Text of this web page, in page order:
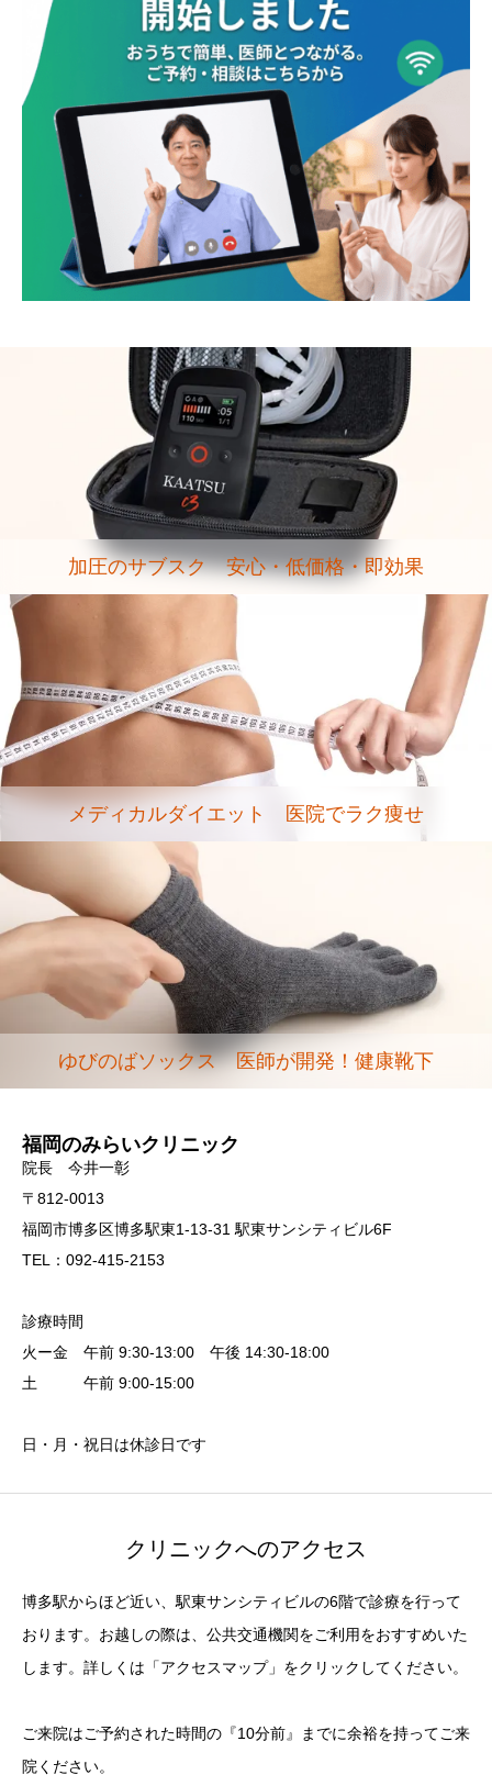
加圧のサブスク 安心・低価格・即効果
メディカルダイエット 医院でラク痩せ
ゆびのばソックス 医師が開発！健康靴下
福岡のみらいクリニック
院長 今井一彰
〒812-0013
福岡市博多区博多駅東1-13-31 駅東サンシティビル6F
TEL：092-415-2153
診療時間
火ー金 午前 9:30-13:00 午後 14:30-18:00
土 午前 9:00-15:00
日・月・祝日は休診日です
クリニックへのアクセス
博多駅からほど近い、駅東サンシティビルの6階で診療を行って
おります。お越しの際は、公共交通機関をご利用をおすすめいた
します。詳しくは「アクセスマップ」をクリックしてください。
ご来院はご予約された時間の『10分前』までに余裕を持ってご来
院ください。